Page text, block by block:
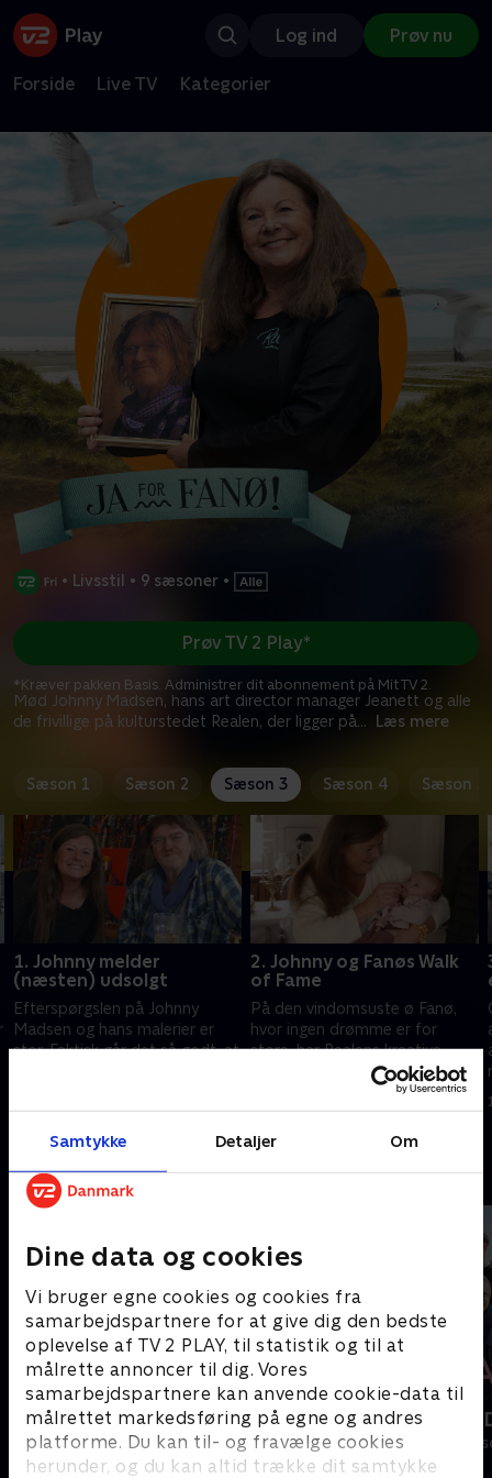
Samtykke Detaljer Om
Dine data og cookies
Vi bruger egne cookies og cookies fra
samarbejdspartnere for at give dig den bedste
oplevelse af TV 2 PLAY, til statistik og til at
målrette annoncer til dig. Vores
samarbejdspartnere kan anvende cookie-data til
målrettet markedsføring på egne og andres
platforme. Du kan til- og fravælge cookies
herunder, og du kan altid trække dit samtykke
Log ind Prøv nu
Forside Live TV Kategorier
• Livsstil • 9 sæsoner •
Mød Johnny Madsen, hans art director manager Jeanett og alle
de frivillige på kulturstedet Realen, der ligger på... Læs mere
Prøv TV 2 Play*
*Kræver pakken Basis. Administrer dit abonnement på Mit TV 2.
Sæson 1 Sæson 2 Sæson 3 Sæson 4 Sæson 5
1. Johnny melder
(næsten) udsolgt
Efterspørgslen på Johnny
Madsen og hans malerier er
stor. Faktisk går det så godt, at
udstilling.
2. Johnny og Fanøs Walk
of Fame
På den vindomsuste ø Fanø,
hvor ingen drømme er for
store, har Realens kreative
direktør og Johnnys manager
Jeanett Exner fået både
barnebarn og storhedsvanvid.
Andre så også
Helt sort
Livsstil • 7 sæsoner
Sæt pris på
Livsstil • 10